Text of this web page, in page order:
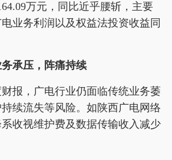
万元，同比近乎腰斩，主要
业务利润以及权益法投资收益同
承压，阵痛持续
报，广电行业仍面临传统业务萎
续流失等风险。如陕西广电网络
收视维护费及数据传输收入减少